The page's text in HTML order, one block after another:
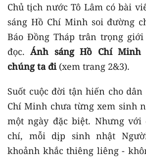
Chủ tịch nước Tô Lâm có bài
sáng Hồ Chí Minh soi đường
Báo Đồng Tháp trân trọng
đọc.Ánh sáng Hồ Chí Minh
chúng ta đi (xem trang 2&3).
Suốt cuộc đời tận hiến cho dân
Chí Minh chưa từng xem sinh
một ngày đặc biệt. Nhưng với
chí, mỗi dịp sinh nhật
khoảnh khắc thiêng liêng -